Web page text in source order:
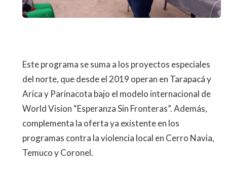
Este programa se suma a los proyectos especiales
del norte, que desde el 2019 operan en Tarapacá y
Arica y Parinacota bajo el modelo internacional de
World Vision “Esperanza Sin Fronteras”. Además,
complementa la oferta ya existente en los
programas contra la violencia local en Cerro Navia,
Temuco y Coronel.